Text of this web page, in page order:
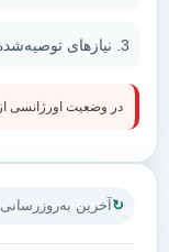
آخرین به‌روزرسانی: ۳۰ تیر
نیازهای
در وضعیت اورژانسی